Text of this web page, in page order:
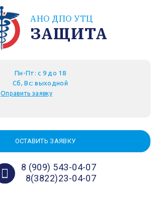
АНО ДПО УТЦ
ЗАЩИТА
Пн-Пт: с 9 до 18
Сб, Вс: выходной
Оправить заявку
ОСТАВИТЬ ЗАЯВКУ
8 (909) 543-04-07
8(3822)23-04-07